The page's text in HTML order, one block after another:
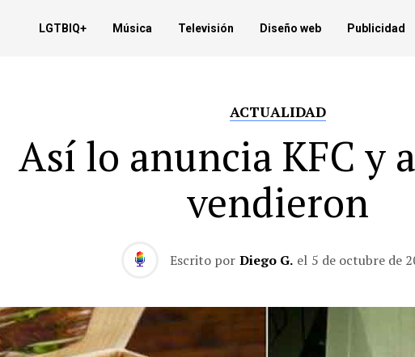
LGTBIQ+ Música Televisión Diseño web Publicidad
ACTUALIDAD
Así lo anuncia KFC y
vendieron
Escrito por Diego G. el 5 de octubre de